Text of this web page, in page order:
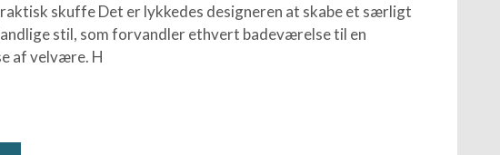
skuffe Det er lykkedes designeren at skabe et særligt
stil, som forvandler ethvert badeværelse til en
af velvære. H